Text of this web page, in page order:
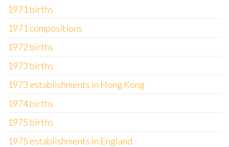
1971 births
1971 compositions
1972 births
1973 births
1973 establishments in Hong Kong
1974 births
1975 births
1975 establishments in England